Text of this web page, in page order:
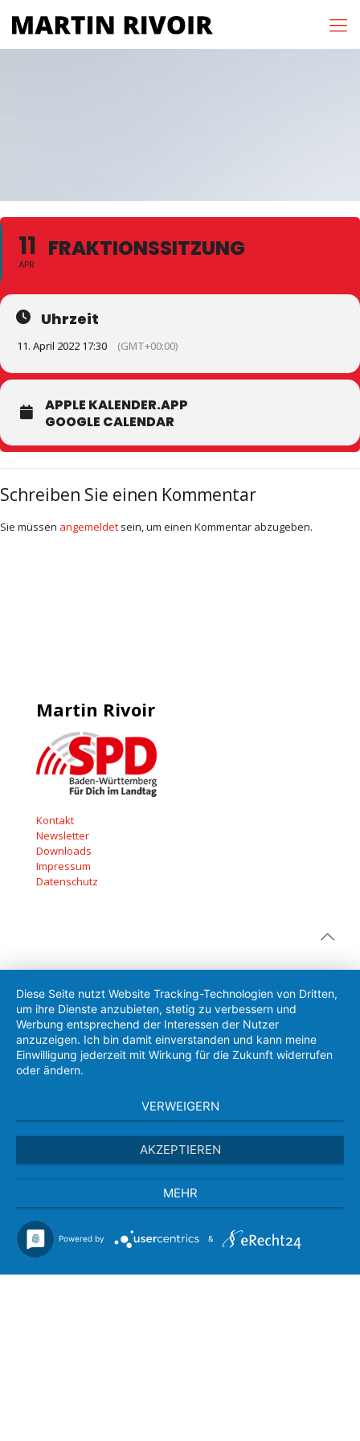
11
APR
FRAKTIONSSITZUNG
Uhrzeit
11. April 2022 17:30 (GMT+00:00)
APPLE KALENDER.APP
GOOGLE CALENDAR
Schreiben Sie einen Kommentar
Sie müssen angemeldet sein, um einen Kommentar abzugeben.
Martin Rivoir
Kontakt
Newsletter
Downloads
Impressum
Datenschutz
Diese Seite nutzt Website Tracking-Technologien von Dritten,
um ihre Dienste anzubieten, stetig zu verbessern und
Werbung entsprechend der Interessen der Nutzer
anzuzeigen. Ich bin damit einverstanden und kann meine
Einwilligung jederzeit mit Wirkung für die Zukunft widerrufen
oder ändern.
VERWEIGERN
AKZEPTIEREN
MEHR
Powered by &